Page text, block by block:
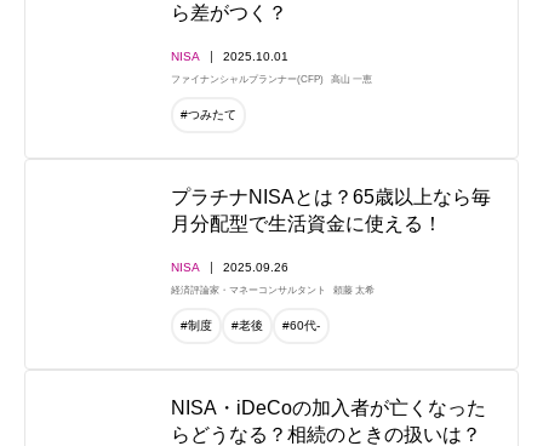
ら差がつく？
NISA 2025.10.01
ファイナンシャルプランナー(CFP) 高山 一恵
#つみたて
プラチナNISAとは？65歳以上なら毎
月分配型で生活資金に使える！
NISA 2025.09.26
経済評論家・マネーコンサルタント 頼藤 太希
#制度 #老後 #60代-
NISA・iDeCoの加入者が亡くなった
らどうなる？相続のときの扱いは？